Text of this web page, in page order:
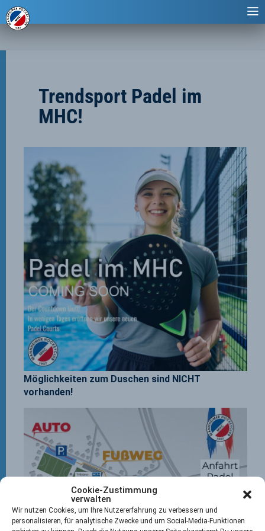
Cookie-Zustimmung
verwalten
Wir nutzen Cookies, um Ihre Nutzererfahrung zu verbessern und
personalisieren, für analytische Zwecke und um Social-Media-Funktionen
Trendsport Padel im
MHC!
Möglichkeiten zum Duschen sind NICHT
vorhanden!